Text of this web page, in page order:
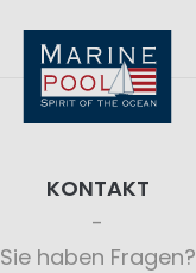
KONTAKT
Sie haben Fragen?